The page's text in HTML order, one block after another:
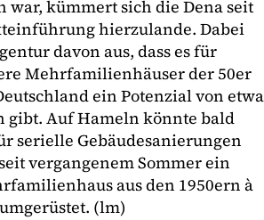
war, kümmert sich die Dena seit
hierzulande. Dabei
davon aus, dass es für
Mehrfamilienhäuser der 50er
ein Potenzial von etwa
gibt. Auf Hameln könnte bald
serielle Gebäudesanierungen
vergangenem Sommer ein
aus den 1950ern à
(lm)